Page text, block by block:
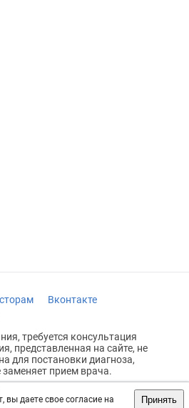
вы даете свое согласие на
Принять
Вконтакте
требуется консультация
представленная на сайте, не
для постановки диагноза,
заменяет прием врача.